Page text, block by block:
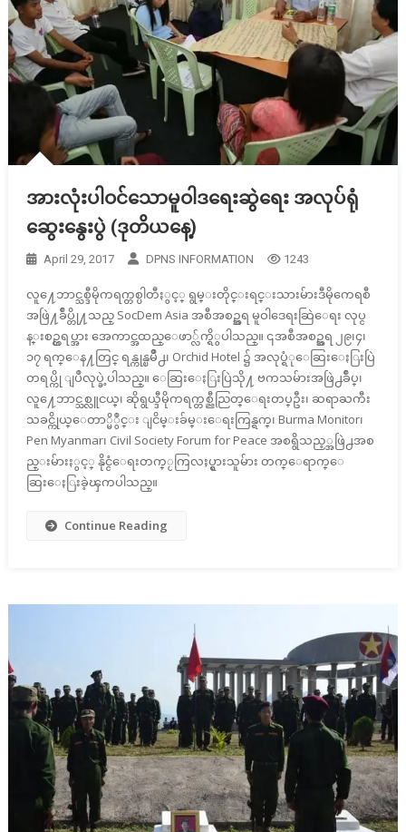
အားလုံးပါဝင်သောမူဝါဒရေးဆွဲရေး အလုပ်ရုံ
ဆွေးနွေးပွဲ (ဒုတိယနေ့)
April 29, 2017 DPNS INFORMATION 1243
လူ႔ေဘာင္သစ္ဒီမိုကရက္တစ္ပါတီႏွင့္ ရွမ္းတိုင္းရင္းသားမ်ားဒီမိုကေရစီ
အဖြဲ႔ခ်ဳပ္တို႔သည္ SocDem Asia အစီအစဥ္အရ မူဝါဒေရးဆြဲေရး လုပ္င
န္းစဥ္တရပ္အား အေကာင္အထည္ေဖာ္လ်က္ရိွပါသည္။ ၎အစီအစဥ္အရ ၂၉၊၄၊
၁၇ ရက္ေန႔တြင္ ရန္ကုန္ၿမိဳ႕၊ Orchid Hotel ၌ အလုပ္ရံုေဆြးေႏြးပြဲ
တရပ္ကို ျပဳလုပ္ခဲ့ပါသည္။ ေဆြးေႏြးပြဲသို႔ ဗကသမ်ားအဖြဲ႕ခ်ဳပ္၊
လူ႔ေဘာင္သစ္လူငယ္၊ ဆိုရွယ္ဒီမိုကရက္တစ္ညီညြတ္ေရးတပ္ဦး၊ ဆရာႀကီး
သခင္ကိုယ္ေတာ္မိွဳင္း ျငိမ္းခ်မ္းေရးကြန္ရက္၊ Burma Monitor၊
Pen Myanmar၊ Civil Society Forum for Peace အစရွိသည့္အဖြဲ႕အစ
ည္းမ်ားႏွင့္ နိုင္ငံေရးတက္ႂကြလႈပ္ရွားသူမ်ား တက္ေရာက္ေ
ဆြးေႏြးခဲ့ၾကပါသည္။
Continue Reading